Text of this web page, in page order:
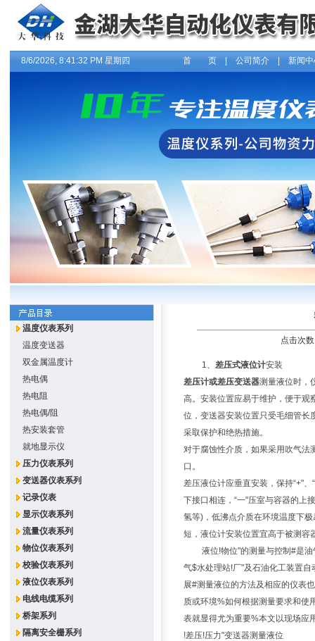
8/6/2026, 8:41:32 PM 星期四 首 页| 公司简介| 新闻中
温度仪表系列
温度变送器
双金属温度计
热电偶
热电阻
热电偶/阻
热安装套管
就地显示仪
压力仪表系列
变送器仪表系列
记录仪表
显示仪表系列
流量仪表系列
物位仪表系列
校验仪表系列
液位仪表系列
电线电缆系列
桥架系列
隔离安全栅系列
点击次
1、 差压式液位计安装
差压计或差压变送器测量液位时，
高。安装位置应易于维护，便于观
位，变送器安装位置只受毛细管长
采取保护和绝热措施。
对于腐蚀性介质，如果采用吹气法
口。
差压液位计应垂直安装，保持“+"、
下接口相连，“一"压室与容器的上
氢等)，低沸点介质在环境温度下
短，液位计安装位置宜高于被测容
液位!物位"的测量与控制#是
气$水处理站!厂"及石油化工装置
展#测量液位的方法及相应的仪表
质或环境%如何根据测量要求和使
表就显得尤为重要%本文以现场应
!差压!压力"变送器测量液位